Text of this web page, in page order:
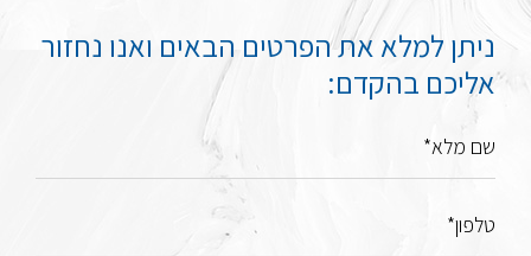
ניתן למלא את הפרטים הבאים ואנו נחזור
אליכם בהקדם:
שם מלא*
טלפון*